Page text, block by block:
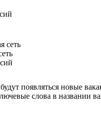
появляться новые
слова в названии